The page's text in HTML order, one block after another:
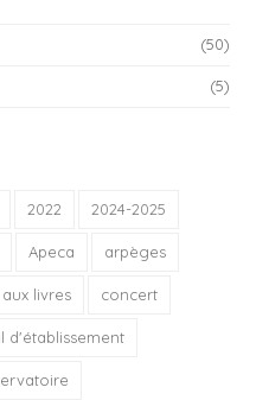
(50)
(5)
2022 2024-2025
Apeca arpèges
livres concert
d'établissement